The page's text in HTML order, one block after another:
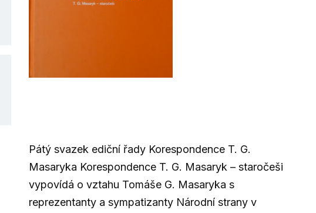
Pátý svazek ediční řady Korespondence T. G.
Masaryka Korespondence T. G. Masaryk – staročeši
vypovídá o vztahu Tomáše G. Masaryka s
reprezentanty a sympatizanty Národní strany v